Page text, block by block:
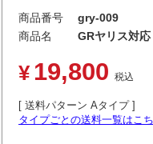
商品番号
gry-009
商品名
GRヤリス対
¥ 19,800 税込
送料パターン Aタイプ
タイプごとの送料一覧はこ